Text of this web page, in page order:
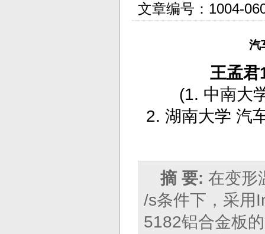
文章编号： 1004-
汽
王孟君
(1. 中南大
2. 湖南大学 汽
摘 要: 在变形
/s条件下，采用
5182铝合金板